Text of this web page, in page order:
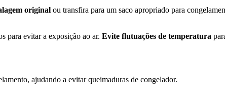
original ou transfira para um saco apropriado para
para evitar a exposição ao ar. Evite flutuações de temperatura
ajudando a evitar queimaduras de congelador.